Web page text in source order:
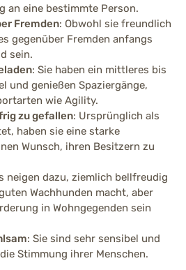
Hütehund mit
Körperbau. Langes,
Halskrause und
Kopf mit
Ohren.
an eine bestimmte Person.
Fremden: Obwohl sie freundlich
gegenüber Fremden anfangs
sein.
: Sie haben ein mittleres bis
und genießen Spaziergänge,
wie Agility.
zu gefallen: Ursprünglich als
haben sie eine starke
Wunsch, ihren Besitzern zu
neigen dazu, ziemlich bellfreudig
Wachhunden macht, aber
in Wohngegenden sein
: Sie sind sehr sensibel und
Stimmung ihrer Menschen.